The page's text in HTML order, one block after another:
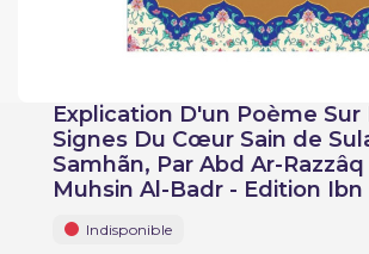
Explication D'un Poème Sur
Signes Du Cœur Sain de
Samhãn, Par Abd Ar-
Muhsin Al-Badr - Edition Ibn
Indisponible